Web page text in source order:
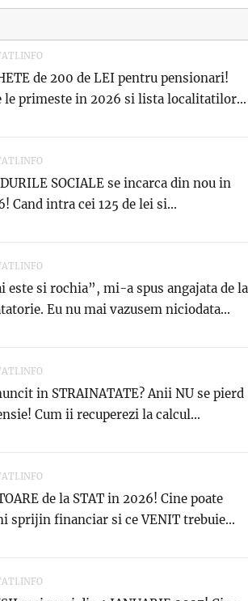
de 200 de LEI pentru pensionari!
le primeste in 2026 si lista localitatilor...
SOCIALE se incarca din nou in
Cand intra cei 125 de lei si...
este si rochia”, mi-a spus angajata de la
Eu nu mai vazusem niciodata...
in STRAINATATE? Anii NU se pierd
Cum ii recuperezi la calcul...
de la STAT in 2026! Cine poate
sprijin financiar si ce VENIT trebuie...